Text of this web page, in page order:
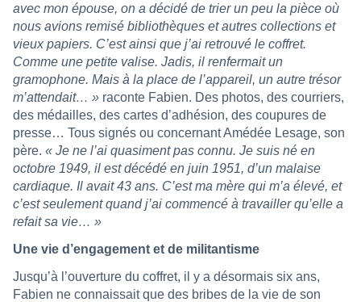
avec mon épouse, on a décidé de trier un peu la pièce où
nous avions remisé bibliothèques et autres collections et
vieux papiers. C’est ainsi que j’ai retrouvé le coffret.
Comme une petite valise. Jadis, il renfermait un
gramophone. Mais à la place de l’appareil, un autre trésor
m’attendait… » raconte Fabien. Des photos, des courriers,
des médailles, des cartes d’adhésion, des coupures de
presse… Tous signés ou concernant Amédée Lesage, son
père. « Je ne l’ai quasiment pas connu. Je suis né en
octobre 1949, il est décédé en juin 1951, d’un malaise
cardiaque. Il avait 43 ans. C’est ma mère qui m’a élevé, et
c’est seulement quand j’ai commencé à travailler qu’elle a
refait sa vie… »
Une vie d’engagement et de militantisme
Jusqu’à l’ouverture du coffret, il y a désormais six ans,
Fabien ne connaissait que des bribes de la vie de son